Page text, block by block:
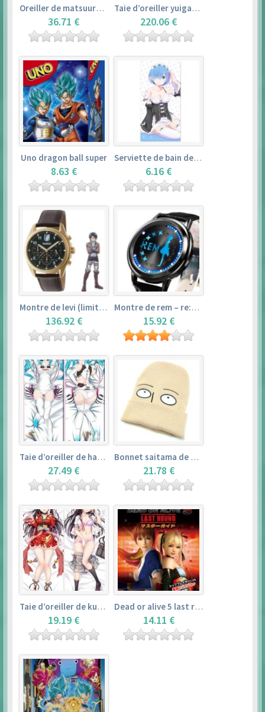
Oreiller de matsuura kanan (35cm×53cm) – love live! sunshine!!
36.71 €
Taie d’oreiller yuigahama yui (50cm×150cm) – yahari ore no seishun love comedy wa machigatteiru. zoku
220.06 €
Uno dragon ball super
8.63 €
Serviette de bain de rem (120×60cm) – re:zero kara hajimeru isekai seikatsu
6.16 €
Montre de levi (limited edition) – shingeki no kyojin
136.92 €
Montre de rem – re:zero kara hajimeru isekai seikatsu
15.92 €
Taie d’oreiller de hatsune miku (150cm×50cm) – vocaloid
27.49 €
Bonnet saitama de one punch man
21.78 €
Taie d’oreiller de kurosawa dia (160x50cm) – love live! sunshine!!
19.19 €
Dead or alive 5 last round master guide
14.11 €